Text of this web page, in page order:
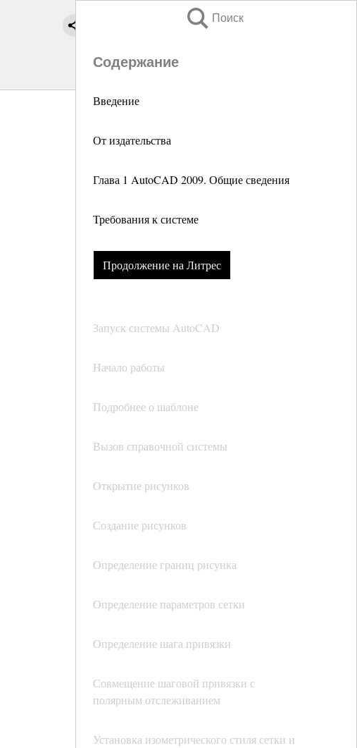
Поиск
Содержание
Введение
От издательства
Глава 1 AutoCAD 2009. Общие сведения
Требования к системе
Продолжение на Литрес
Запуск системы AutoCAD
Начало работы
Подробнее о шаблоне
Вызов справочной системы
Открытие рисунков
Создание рисунков
Определение границ рисунка
Определение параметров сетки
Определение шага привязки
Совмещение шаговой привязки с
полярным отслеживанием
Установка изометрического стиля сетки и